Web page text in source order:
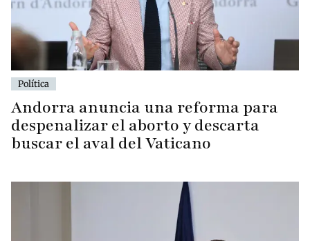
Política
Andorra anuncia una reforma para
despenalizar el aborto y descarta
buscar el aval del Vaticano